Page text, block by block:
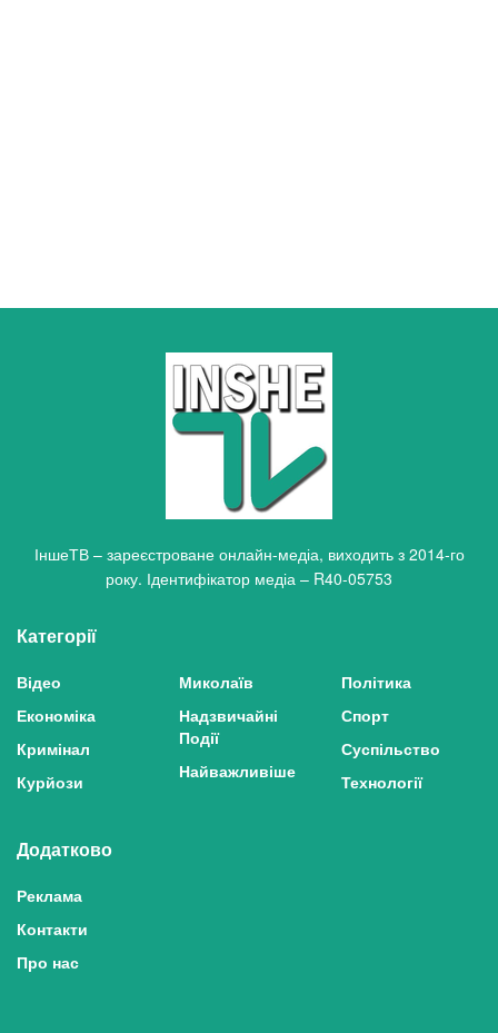
ІншеТВ – зареєстроване онлайн-медіа, виходить з 2014-го
року. Ідентифікатор медіа – R40-05753
Категорії
Відео
Економіка
Кримінал
Курйози
Миколаїв
Надзвичайні
Події
Найважливіше
Політика
Спорт
Суспільство
Технології
Додатково
Реклама
Контакти
Про нас